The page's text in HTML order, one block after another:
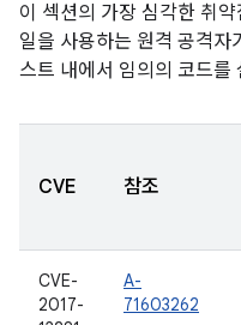
이 섹션의 가장 심각한 취
일을 사용하는 원격 공격자
스트 내에서 임의의 코드를
CVE 참조
CVE-
2017-
A-
71603262